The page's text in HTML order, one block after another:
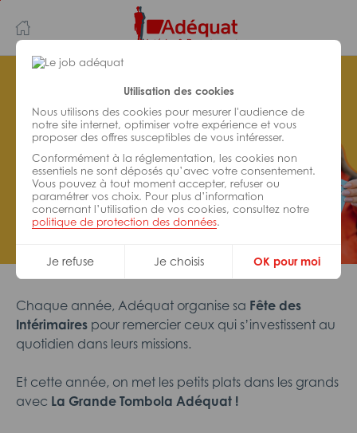
Utilisation des cookies
Nous utilisons des cookies pour mesurer l'audience de
notre site internet, optimiser votre expérience et vous
proposer des offres susceptibles de vous intéresser.
Conformément à la réglementation, les cookies non
essentiels ne sont déposés qu’avec votre consentement.
Vous pouvez à tout moment accepter, refuser ou
paramétrer vos choix. Pour plus d’information
concernant l’utilisation de vos cookies, consultez notre
politique de protection des données.
Je refuse Je choisis OK pour moi
au
contenu
principal
navigation
La Grande Tombola Adéquat :
cet été, on fait gagner nos
intérimaires !
Chaque année, Adéquat organise sa Fête des
Intérimaires pour remercier ceux qui s’investissent au
quotidien dans leurs missions.
Et cette année, on met les petits plats dans les grands
avec La Grande Tombola Adéquat !